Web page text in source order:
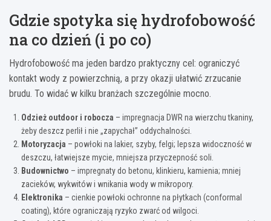
Gdzie spotyka się hydrofobowość
na co dzień (i po co)
Hydrofobowość ma jeden bardzo praktyczny cel: ograniczyć
kontakt wody z powierzchnią, a przy okazji ułatwić zrzucanie
brudu. To widać w kilku branżach szczególnie mocno.
Odzież outdoor i robocza – impregnacja DWR na wierzchu tkaniny,
żeby deszcz perlił i nie „zapychał” oddychalności.
Motoryzacja – powłoki na lakier, szyby, felgi; lepsza widoczność w
deszczu, łatwiejsze mycie, mniejsza przyczepność soli.
Budownictwo – impregnaty do betonu, klinkieru, kamienia; mniej
zacieków, wykwitów i wnikania wody w mikropory.
Elektronika – cienkie powłoki ochronne na płytkach (conformal
coating), które ograniczają ryzyko zwarć od wilgoci.